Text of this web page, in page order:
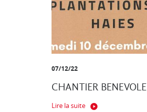
07/12/22
CHANTIER BENEVOLE
Lire la suite